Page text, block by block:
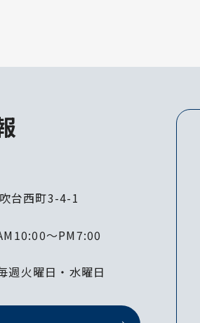
台西町3-4-1
～PM7:00
週火曜日・水曜日